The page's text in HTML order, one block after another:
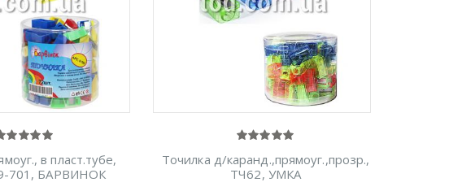
в пласт.тубе,
701, БАРВИНОК
Точилка д/каранд.,прямоуг.,прозр.,
ТЧ62, УМКА